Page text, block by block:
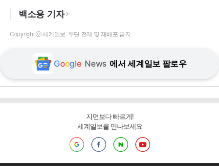
백소용 기자
Copyright ⓒ 세계일보. 무단 전재 및 재배포 금지
Google News 에서 세계일보 팔로우
지면보다 빠르게!
세계일보를 만나보세요